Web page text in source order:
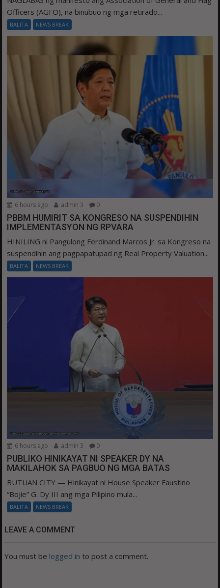
Officers (AGFO), na binubuo ng mga retirado...
BALITA NEWS BREAK
6 hours ago admin 3 0
PBBM HUMIRIT SA KONGRESO NA SUSPENDIHIN
IMPLEMENTASYON NG RPVARA
HINILING ni Pangulong Ferdinand Marcos Jr. sa Kongreso na
suspendihin ang pagpapatupad ng Real Property Valuation...
BALITA NEWS BREAK
6 hours ago admin 3 0
PUBLIKO HINIKAYAT NI SPEAKER DY NA
MAKILAHOK SA PAGBUO NG MGA BATAS
BUTUAN CITY — Hinikayat ni House Speaker Faustino
“Bojie” G. Dy III ang mga Pilipino mula...
BALITA NEWS BREAK
LEAVE A COMMENT
You must be logged in to post a comment.